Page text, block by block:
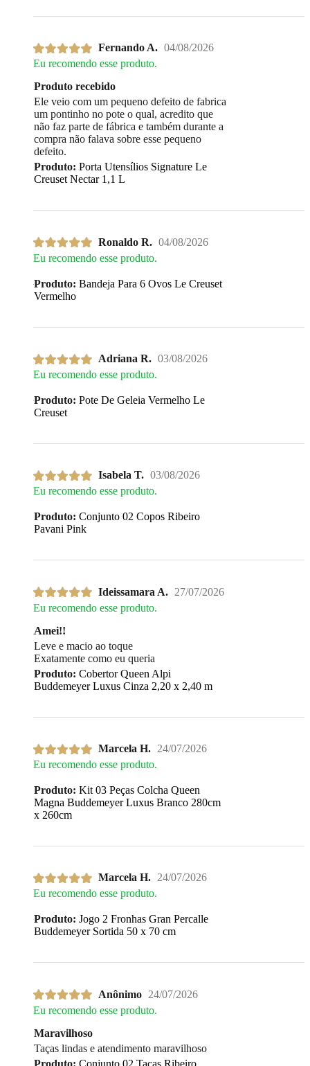
Fernando A. 04/08/2026
Eu recomendo esse produto.
Produto recebido
Ele veio com um pequeno defeito de fabrica
um pontinho no pote o qual, acredito que
não faz parte de fábrica e também durante a
compra não falava sobre esse pequeno
defeito.
Produto: Porta Utensílios Signature Le
Creuset Nectar 1,1 L
Ronaldo R. 04/08/2026
Eu recomendo esse produto.
Produto: Bandeja Para 6 Ovos Le Creuset
Vermelho
Adriana R. 03/08/2026
Eu recomendo esse produto.
Produto: Pote De Geleia Vermelho Le
Creuset
Isabela T. 03/08/2026
Eu recomendo esse produto.
Produto: Conjunto 02 Copos Ribeiro
Pavani Pink
Ideissamara A. 27/07/2026
Eu recomendo esse produto.
Amei!!
Leve e macio ao toque
Exatamente como eu queria
Produto: Cobertor Queen Alpi
Buddemeyer Luxus Cinza 2,20 x 2,40 m
Marcela H. 24/07/2026
Eu recomendo esse produto.
Produto: Kit 03 Peças Colcha Queen
Magna Buddemeyer Luxus Branco 280cm
x 260cm
Marcela H. 24/07/2026
Eu recomendo esse produto.
Produto: Jogo 2 Fronhas Gran Percalle
Buddemeyer Sortida 50 x 70 cm
Anônimo 24/07/2026
Eu recomendo esse produto.
Maravilhoso
Taças lindas e atendimento maravilhoso
Produto: Conjunto 02 Taças Ribeiro